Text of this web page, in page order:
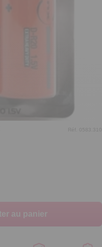
Réf. 0583.310
au panier